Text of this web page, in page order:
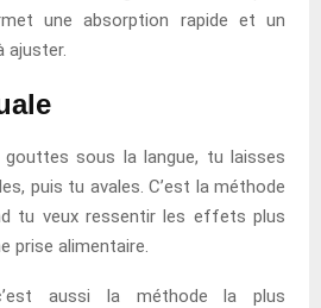
une absorption rapide et un
ajuster.
gouttes sous la langue, tu laisses
puis tu avales. C’est la méthode
tu veux ressentir les effets plus
prise alimentaire.
aussi la méthode la plus